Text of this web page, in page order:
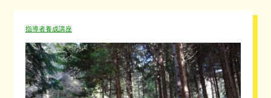
指導者養成講座